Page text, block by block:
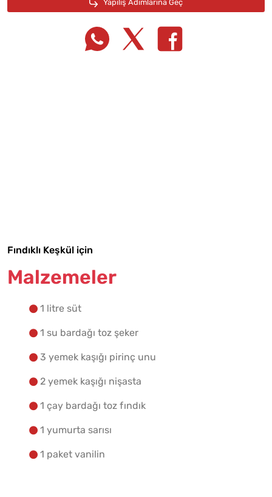
Fındıklı Keşkül için
Malzemeler
1 litre süt
1 su bardağı toz şeker
3 yemek kaşığı pirinç unu
2 yemek kaşığı nişasta
1 çay bardağı toz fındık
1 yumurta sarısı
1 paket vanilin